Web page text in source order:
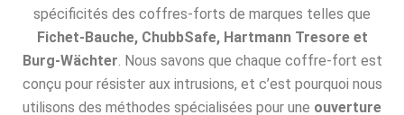
spécificités des coffres-forts de marques telles que
Fichet-Bauche, ChubbSafe, Hartmann Tresore et
Burg-Wächter . Nous savons que chaque coffre-fort est
conçu pour résister aux intrusions, et c’est pourquoi nous
utilisons des méthodes spécialisées pour une ouverture